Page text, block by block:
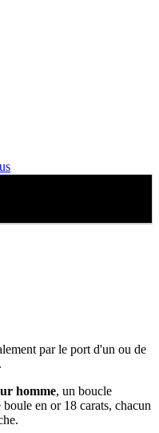
par le port d'un ou de
homme, un boucle
boule en or 18 carats, chacun